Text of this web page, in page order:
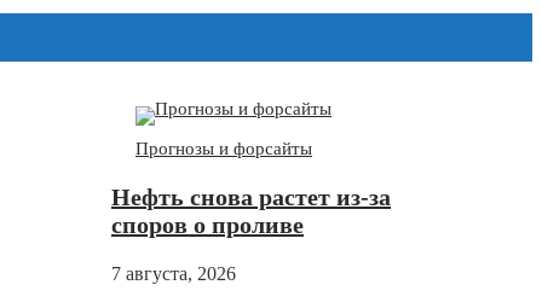
Прогнозы и форсайты
Нефть снова растет из-за
споров о проливе
7 августа, 2026